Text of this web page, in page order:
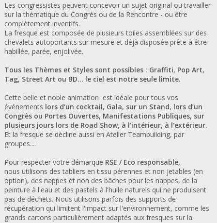
Les congressistes peuvent concevoir un sujet original ou travailler
sur la thématique du Congrès ou de la Rencontre - ou être
complètement inventifs.
La fresque est composée de plusieurs toiles assemblées sur des
chevalets autoportants sur mesure et déjà disposée prête à être
habillée, parée, enjolivée.
Tous les Thèmes et Styles sont possibles : Graffiti, Pop Art,
Tag, Street Art ou BD… le ciel est notre seule limite.
Cette belle et noble animation est idéale pour tous vos
événements lors d’un cocktail, Gala, sur un Stand, lors d’un
Congrès ou Portes Ouvertes, Manifestations Publiques, sur
plusieurs jours lors de Road Show, à l’intérieur, à l'extérieur.
Et la fresque se décline aussi en Atelier Teambuilding, par
groupes....
Pour respecter votre démarque RSE / Eco responsable,
nous utilisons des tabliers en tissu pérennes et non jetables (en
option), des nappes et non des bâches pour les nappes, de la
peinture à l'eau et des pastels à l'huile naturels qui ne produisent
pas de déchets. Nous utilisons parfois des supports de
récupération qui limitent l'impact sur l'environnement, comme les
grands cartons particulièrement adaptés aux fresques sur la